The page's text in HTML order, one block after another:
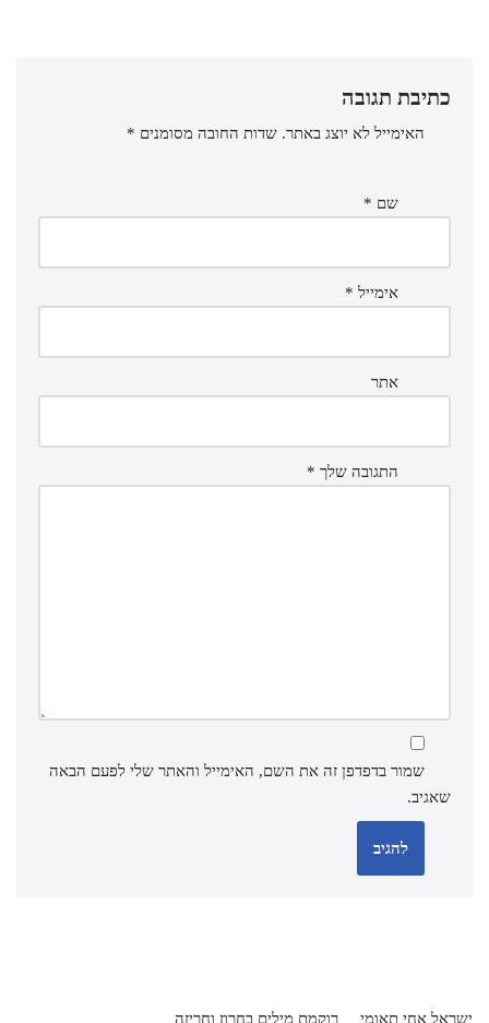
כתיבת תגובה
האימייל לא יוצג באתר. שדות החובה מסומנים *
שם *
אימייל *
אתר
התגובה שלך *
שמור בדפדפן זה את השם, האימייל והאתר שלי לפעם הבאה
שאגיב.
ישראל אחי תאומי רוקמת מילים בחרוז וחריזה